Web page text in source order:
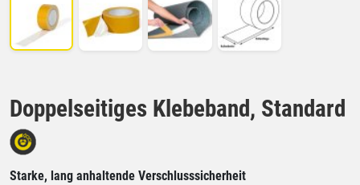
Doppelseitiges Klebeband, Standard
Starke, lang anhaltende Verschlusssicherheit